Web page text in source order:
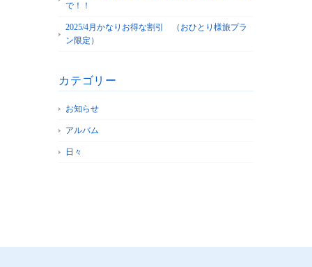
で！！
2025/4月かなりお得な割引 （おひとり様旅プラ
ン限定）
カテゴリー
お知らせ
アルバム
日々